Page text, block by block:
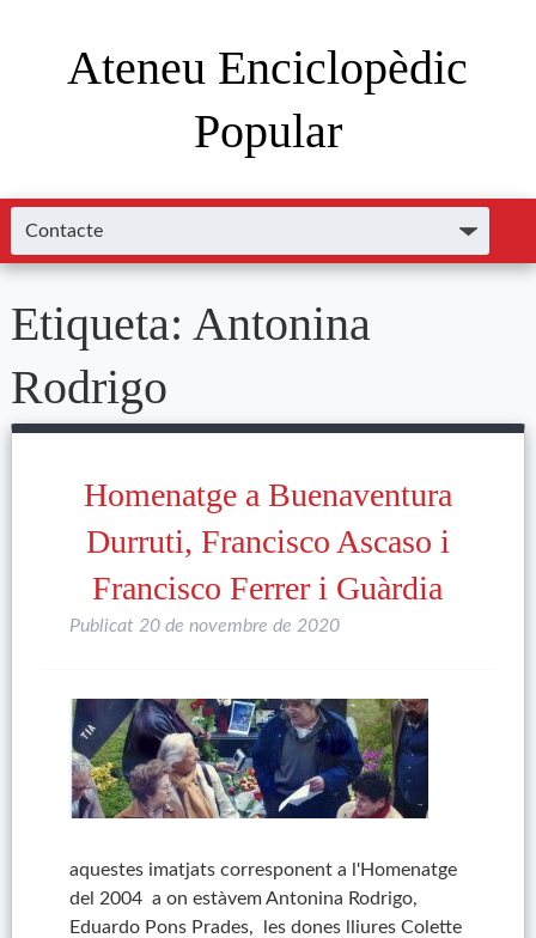
Ateneu Enciclopèdic
Popular
Etiqueta: Antonina
Rodrigo
Homenatge a Buenaventura
Durruti, Francisco Ascaso i
Francisco Ferrer i Guàrdia
Publicat 20 de novembre de 2020
aquestes imatjats corresponent a l'Homenatge
del 2004 a on estàvem Antonina Rodrigo,
Eduardo Pons Prades, les dones lliures Colette